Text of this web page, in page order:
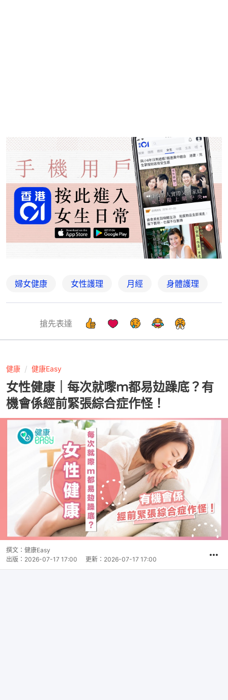
婦女健康 女性護理 月經 身體護理
搶先表達
健康 健康Easy
女性健康｜每次就嚟ｍ都易攰躁底？有
機會係經前緊張綜合症作怪！
撰文： 健康Easy
出版： 2026-07-17 17:00 更新： 2026-07-17 17:00